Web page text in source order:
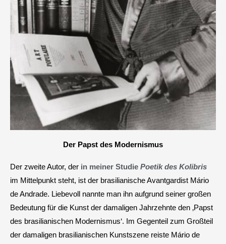
Der Papst des Modernismus
Der zweite Autor, der in meiner Studie Poetik des Kolibris
im Mittelpunkt steht, ist der brasilianische Avantgardist Mário
de Andrade. Liebevoll nannte man ihn aufgrund seiner großen
Bedeutung für die Kunst der damaligen Jahrzehnte den ‚Papst
des brasilianischen Modernismus‘. Im Gegenteil zum Großteil
der damaligen brasilianischen Kunstszene reiste Mário de